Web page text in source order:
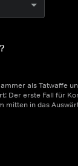
als Tatwaffe
Der erste Fall für
mitten in das